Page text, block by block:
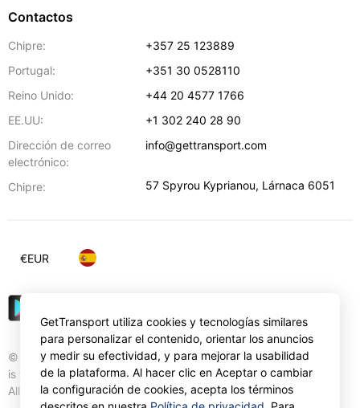
Contactos
Chipre:
+357 25 123889
Portugal:
+351 30 0528110
Reino Unido:
+44 20 4577 1766
EE.UU:
+1 302 240 28 90
Dirección de correo
electrónico:
info@gettransport.com
Chipre: 57 Spyrou Kyprianou, Lárnaca 6051
© Gettransport International Limited. GetTransport®
is trademark of Gettransport International Limited.
All rights reserved.
€EUR
GetTransport utiliza cookies y tecnologías similares
para personalizar el contenido, orientar los anuncios
y medir su efectividad, y para mejorar la usabilidad
de la plataforma. Al hacer clic en Aceptar o cambiar
la configuración de cookies, acepta los términos